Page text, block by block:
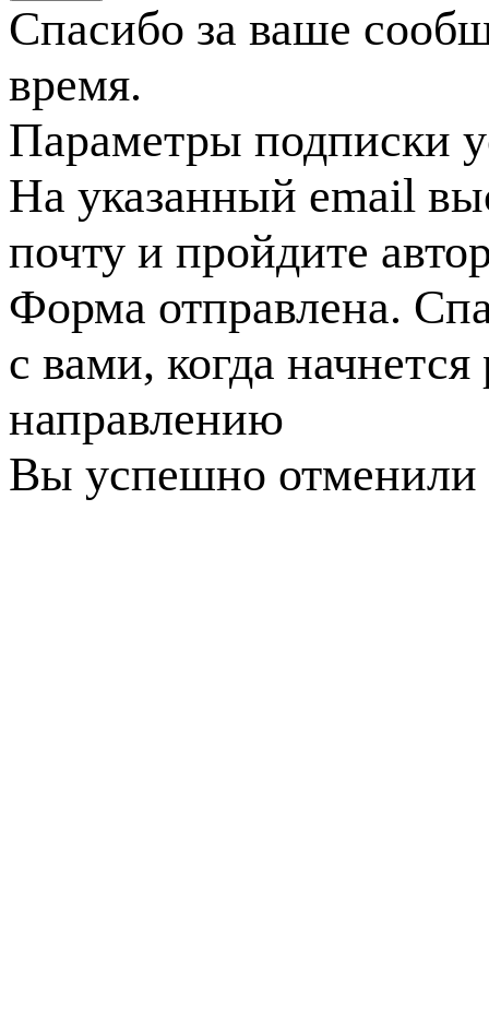
Спасибо за ваше
время.
Параметры подписки
На указанный email
почту и пройдите
Форма отправлена.
с вами, когда
направлению
Вы успешно отменили